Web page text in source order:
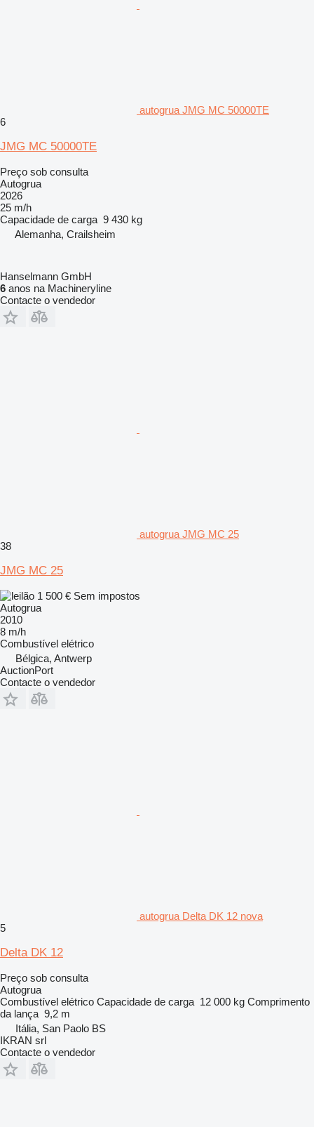
autogrua JMG MC 50000TE
6
JMG MC 50000TE
Preço sob consulta
Autogrua
2026
25 m/h
Capacidade de carga 9 430 kg
Alemanha, Crailsheim
Hanselmann GmbH
6 anos na Machineryline
Contacte o vendedor
autogrua JMG MC 25
38
JMG MC 25
1 500 € Sem impostos
Autogrua
2010
8 m/h
Combustível elétrico
Bélgica, Antwerp
AuctionPort
Contacte o vendedor
autogrua Delta DK 12 nova
5
Delta DK 12
Preço sob consulta
Autogrua
Combustível elétrico Capacidade de carga 12 000 kg Comprimento
da lança 9,2 m
Itália, San Paolo BS
IKRAN srl
Contacte o vendedor